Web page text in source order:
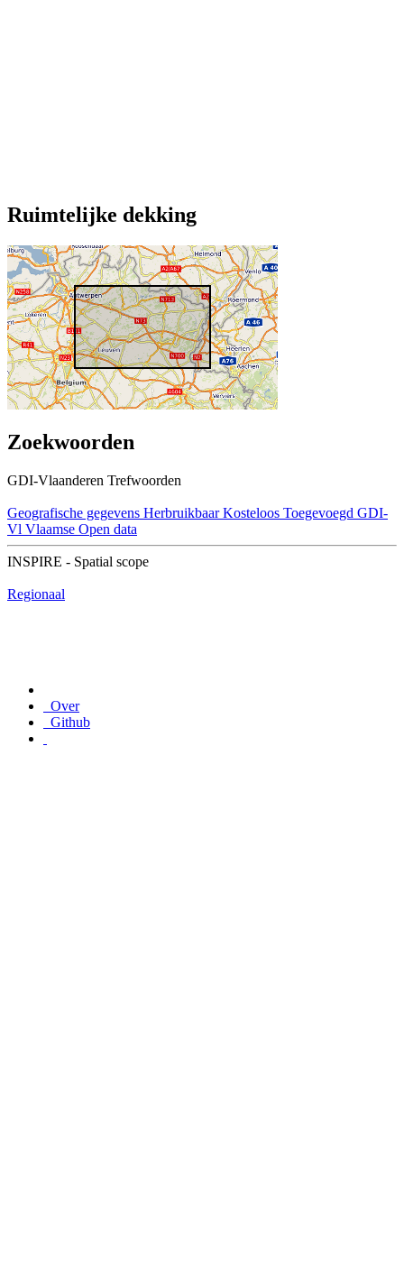
Ruimtelijke dekking
Zoekwoorden
GDI-Vlaanderen Trefwoorden
Geografische gegevens Herbruikbaar Kosteloos Toegevoegd GDI-
Vl Vlaamse Open data
INSPIRE - Spatial scope
Regionaal
Over
Github